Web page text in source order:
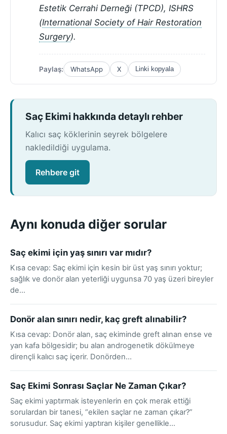
Estetik Cerrahi Derneği (TPCD), ISHRS
(International Society of Hair Restoration
Surgery).
Paylaş: WhatsApp X Linki kopyala
Saç Ekimi hakkında detaylı rehber
Kalıcı saç köklerinin seyrek bölgelere
nakledildiği uygulama.
Rehbere git
Aynı konuda diğer sorular
Saç ekimi için yaş sınırı var mıdır?
Kısa cevap: Saç ekimi için kesin bir üst yaş sınırı yoktur;
sağlık ve donör alan yeterliği uygunsa 70 yaş üzeri bireyler
de…
Donör alan sınırı nedir, kaç greft alınabilir?
Kısa cevap: Donör alan, saç ekiminde greft alınan ense ve
yan kafa bölgesidir; bu alan androgenetik dökülmeye
dirençli kalıcı saç içerir. Donörden…
Saç Ekimi Sonrası Saçlar Ne Zaman Çıkar?
Saç ekimi yaptırmak isteyenlerin en çok merak ettiği
sorulardan bir tanesi, “ekilen saçlar ne zaman çıkar?”
sorusudur. Saç ekimi yaptıran kişiler genellikle…